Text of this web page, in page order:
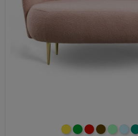
żółtyzielonyczerwonymiętowy